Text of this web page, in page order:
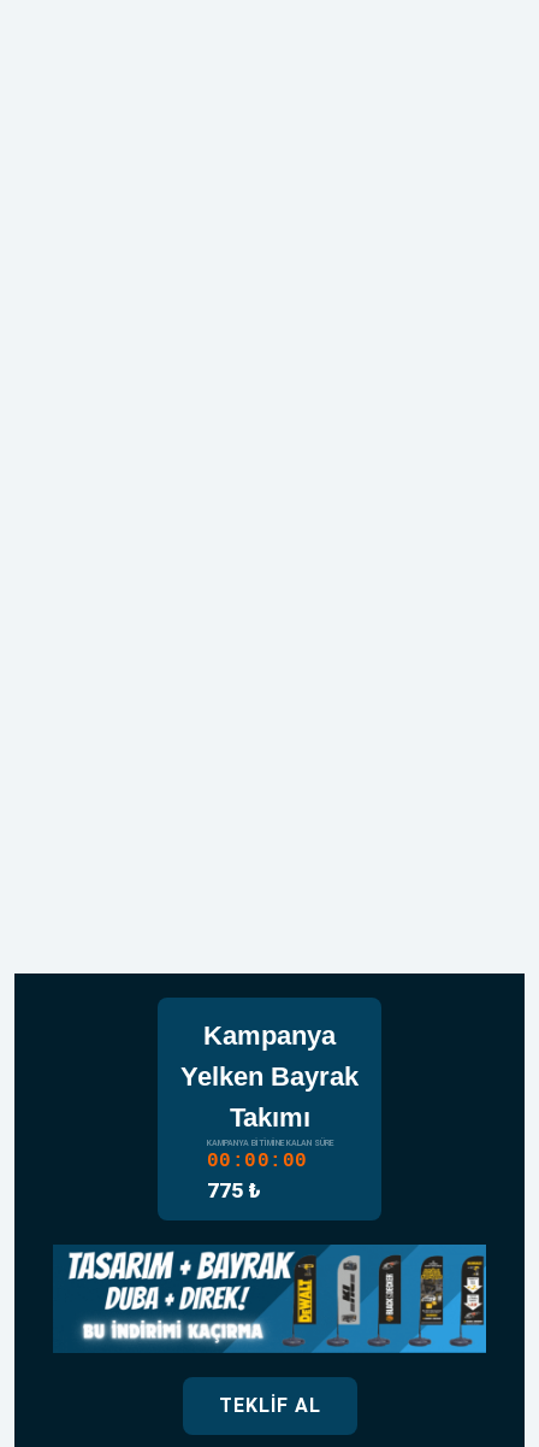
Kampanya
Yelken Bayrak
Takımı
KAMPANYA BITIMINE KALAN SÜRE
00:00:00
775 ₺
TEKLIF AL